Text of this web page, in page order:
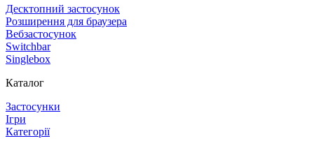
Десктопний застосунок
Розширення для браузера
Вебзастосунок
Switchbar
Singlebox
Каталог
Застосунки
Ігри
Категорії